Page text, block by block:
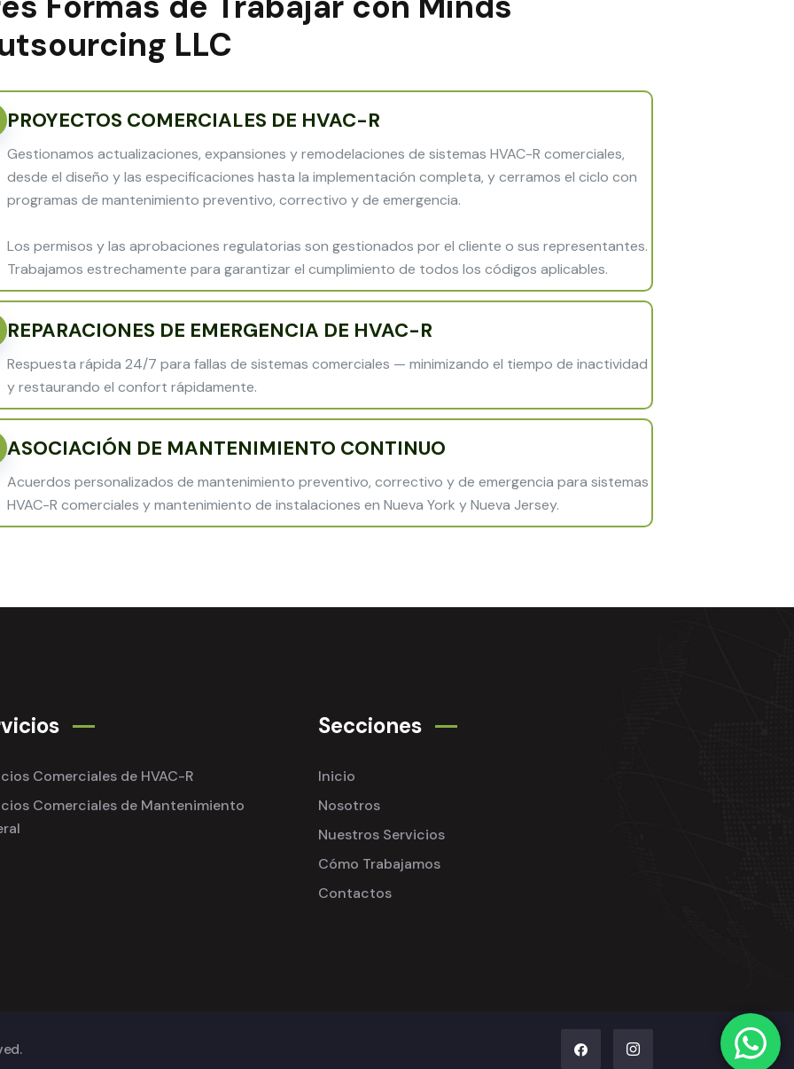
LLC
PROYECTOS COMERCIALES DE HVAC-R
Gestionamos actualizaciones, expansiones y remodelaciones de sistemas HVAC-R comerciales,
desde el diseño y las especificaciones hasta la implementación completa, y cerramos el ciclo con
programas de mantenimiento preventivo, correctivo y de emergencia.
Los permisos y las aprobaciones regulatorias son gestionados por el cliente o sus representantes.
Trabajamos estrechamente para garantizar el cumplimiento de todos los códigos aplicables.
REPARACIONES DE EMERGENCIA DE HVAC-R
Respuesta rápida 24/7 para fallas de sistemas comerciales — minimizando el tiempo de inactividad
y restaurando el confort rápidamente.
ASOCIACIÓN DE MANTENIMIENTO CONTINUO
Acuerdos personalizados de mantenimiento preventivo, correctivo y de emergencia para sistemas
HVAC-R comerciales y mantenimiento de instalaciones en Nueva York y Nueva Jersey.
Comerciales de HVAC-R
Comerciales de Mantenimiento
Secciones
Inicio
Nosotros
Nuestros Servicios
Cómo Trabajamos
Contactos